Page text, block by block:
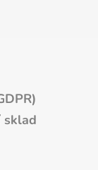
sklad